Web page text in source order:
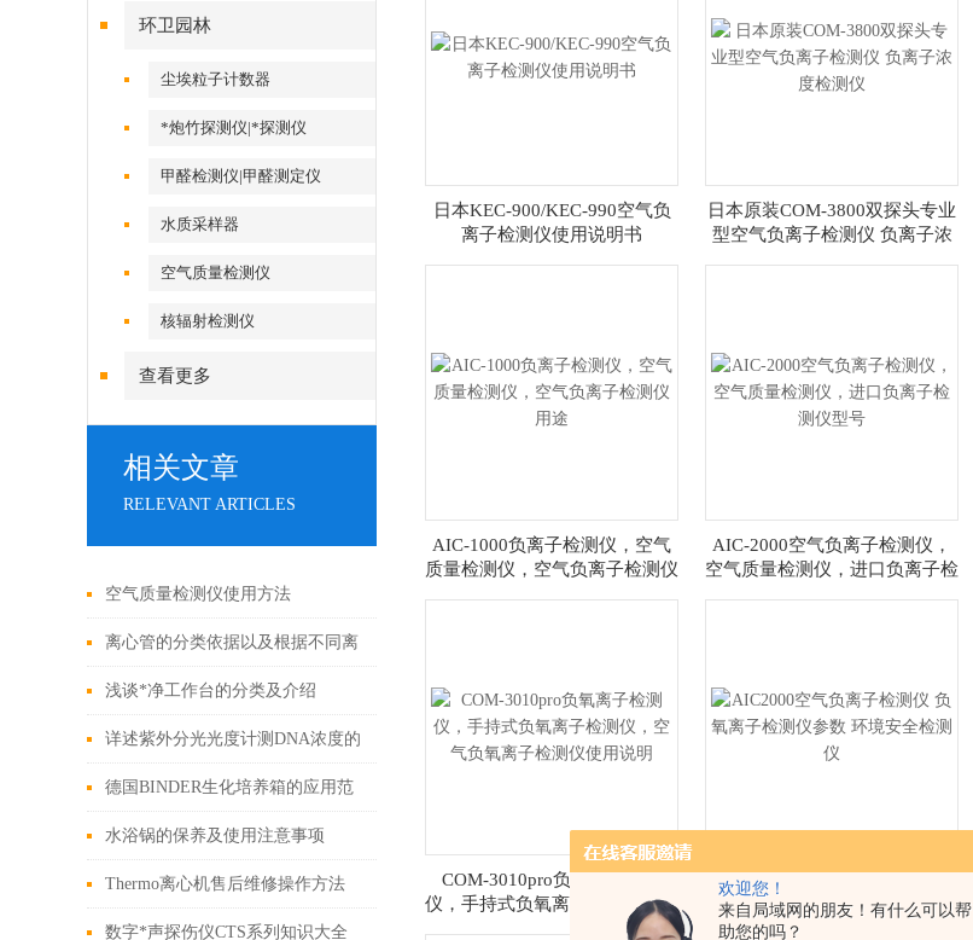
欢迎您！
来自局域网的朋友！有什么可以帮
助您的吗？
环卫园林
尘埃粒子计数器
*炮竹探测仪|*探测仪
甲醛检测仪|甲醛测定仪
水质采样器
空气质量检测仪
核辐射检测仪
查看更多
相关文章
RELEVANT ARTICLES
空气质量检测仪使用方法
离心管的分类依据以及根据不同离
心机挑选合适离心管的方法
浅谈*净工作台的分类及介绍
详述紫外分光光度计测DNA浓度的
方法
德国BINDER生化培养箱的应用范
围和组成结构
水浴锅的保养及使用注意事项
Thermo离心机售后维修操作方法
数字*声探伤仪CTS系列知识大全
日本KEC-900/KEC-990空气负
离子检测仪使用说明书
日本原装COM-3800双探头专业
型空气负离子检测仪 负离子浓
AIC-1000负离子检测仪，空气
质量检测仪，空气负离子检测仪
AIC-2000空气负离子检测仪，
空气质量检测仪，进口负离子检
COM-3010pro负氧离子检测
仪，手持式负氧离子检测仪，空
气负氧离子检测仪使用说明
AIC2000空气负离子检测仪 负
氧离子检测仪参数 环境安全检